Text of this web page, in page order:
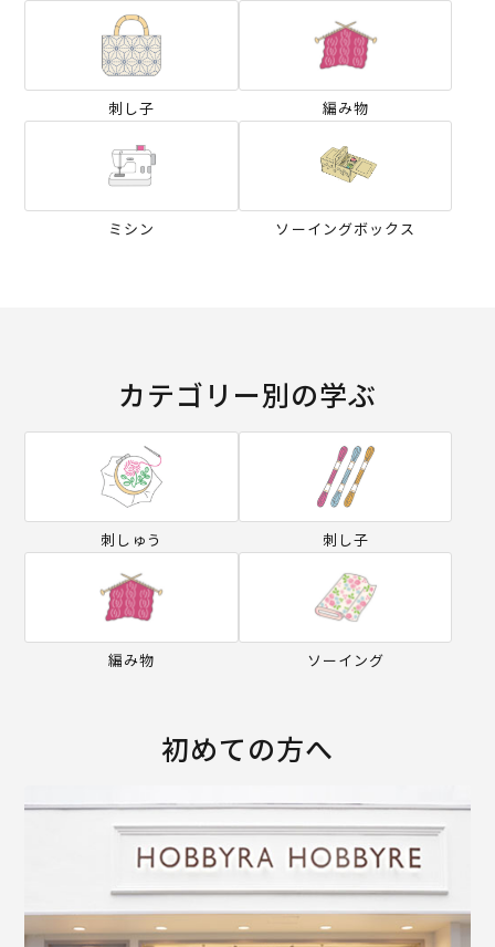
刺し子 編み物
ミシン ソーイングボックス
カテゴリー別の学ぶ
刺しゅう 刺し子
編み物 ソーイング
初めての方へ